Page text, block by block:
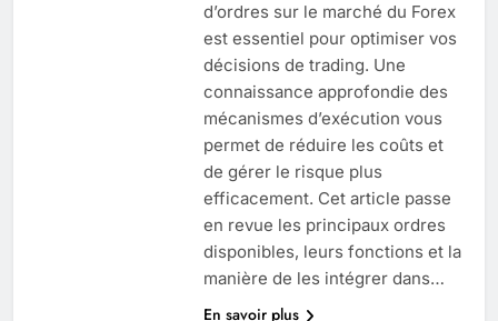
d’ordres sur le marché du Forex
est essentiel pour optimiser vos
décisions de trading. Une
connaissance approfondie des
mécanismes d’exécution vous
permet de réduire les coûts et
de gérer le risque plus
efficacement. Cet article passe
en revue les principaux ordres
disponibles, leurs fonctions et la
manière de les intégrer dans…
En savoir plus